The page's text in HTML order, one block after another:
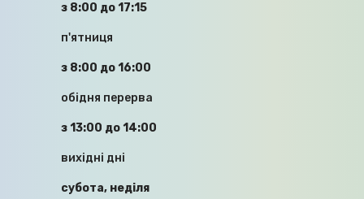
ПРО РЕАЛІЗАЦІЮ ВАЖЛИВОГО ДЛЯ
ЦЕНТРУ ПРОФЕСІЙНОЇ
КОЛКІВСЬКОГО ЦЕНТРУ
з 8:00 до 17:15
п'ятниця
з 8:00 до 16:00
обідня перерва
з 13:00 до 14:00
вихідні дні
субота, неділя